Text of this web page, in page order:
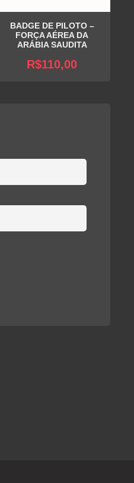
BADGE DE PILOTO –
FORÇA AÉREA DA
ARÁBIA SAUDITA
R$110,00